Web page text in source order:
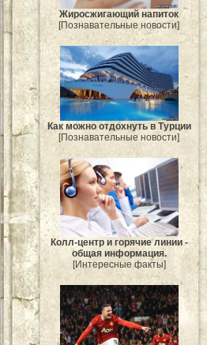
Жиросжигающий напиток
[Познавательные новости]
Как можно отдохнуть в Турции
[Познавательные новости]
Колл-центр и горячие линии -
общая информация.
[Интересные факты]